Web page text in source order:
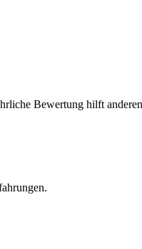
Bewertung hilft